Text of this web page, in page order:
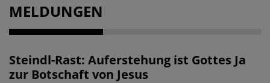
MELDUNGEN
Steindl-Rast: Auferstehung ist Gottes Ja
zur Botschaft von Jesus